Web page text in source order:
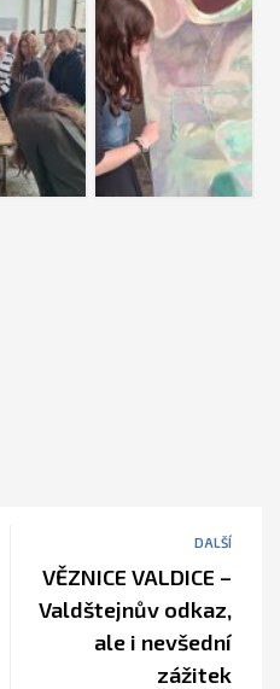
DALŠÍ
VĚZNICE VALDICE –
Valdštejnův odkaz,
ale i nevšední
zážitek